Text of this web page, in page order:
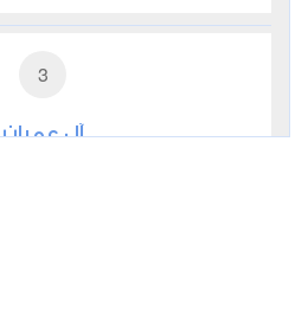
3
آل عمران